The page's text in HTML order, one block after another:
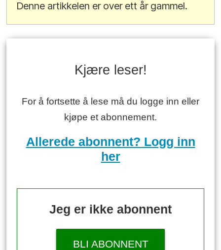
Denne artikkelen er over ett år gammel.
Kjære leser!
For å fortsette å lese må du logge inn eller
kjøpe et abonnement.
Allerede abonnent? Logg inn
her
Jeg er ikke abonnent
BLI ABONNENT